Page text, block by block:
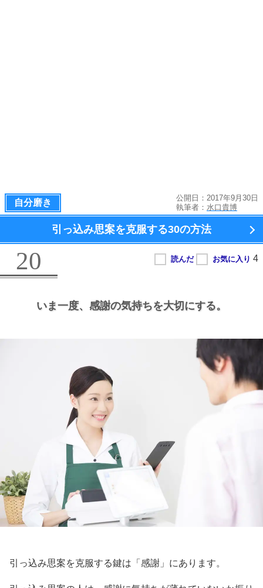
自分磨き
公開日：2017年9月30日
執筆者： 水口貴博
引っ込み思案を克服する30の方法
20
いま一度、 感謝の気持ちを大切にする。
引っ込み思案を克服する鍵は「感謝」にあります。